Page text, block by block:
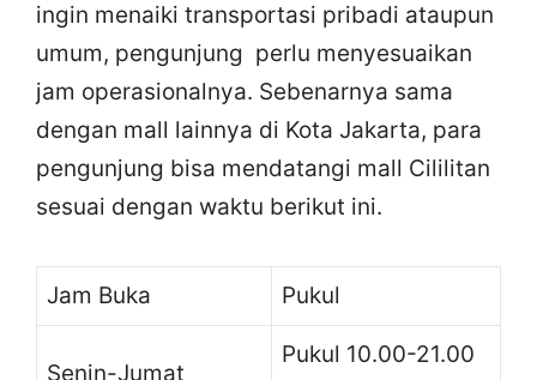
ingin menaiki transportasi pribadi ataupun
umum, pengunjung perlu menyesuaikan
jam operasionalnya. Sebenarnya sama
dengan mall lainnya di Kota Jakarta, para
pengunjung bisa mendatangi mall Cililitan
sesuai dengan waktu berikut ini.
Jam Buka Pukul
Senin-Jumat
Pukul 10.00-21.00